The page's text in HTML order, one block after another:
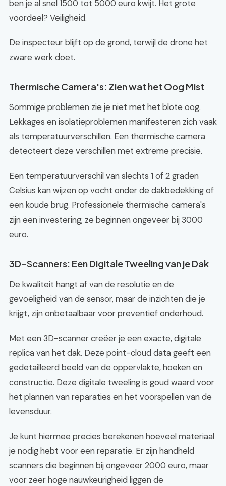
ben je al snel 1500 tot 5000 euro kwijt. Het grote
voordeel? Veiligheid.
De inspecteur blijft op de grond, terwijl de drone het
zware werk doet.
Thermische Camera's: Zien wat het Oog Mist
Sommige problemen zie je niet met het blote oog.
Lekkages en isolatieproblemen manifesteren zich vaak
als temperatuurverschillen. Een thermische camera
detecteert deze verschillen met extreme precisie.
Een temperatuurverschil van slechts 1 of 2 graden
Celsius kan wijzen op vocht onder de dakbedekking of
een koude brug. Professionele thermische camera's
zijn een investering; ze beginnen ongeveer bij 3000
euro.
3D-Scanners: Een Digitale Tweeling van je Dak
De kwaliteit hangt af van de resolutie en de
gevoeligheid van de sensor, maar de inzichten die je
krijgt, zijn onbetaalbaar voor preventief onderhoud.
Met een 3D-scanner creëer je een exacte, digitale
replica van het dak. Deze point-cloud data geeft een
gedetailleerd beeld van de oppervlakte, hoeken en
constructie. Deze digitale tweeling is goud waard voor
het plannen van reparaties en het voorspellen van de
levensduur.
Je kunt hiermee precies berekenen hoeveel materiaal
je nodig hebt voor een reparatie. Er zijn handheld
scanners die beginnen bij ongeveer 2000 euro, maar
voor zeer hoge nauwkeurigheid liggen de